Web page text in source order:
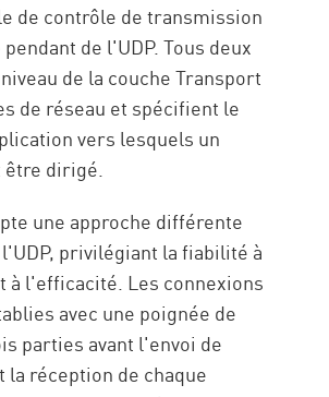
de contrôle de transmission
pendant de l'UDP. Tous deux
de la couche Transport
de réseau et spécifient le
vers lesquels un
être dirigé.
une approche différente
privilégiant la fiabilité à
à l'efficacité. Les connexions
avec une poignée de
parties avant l'envoi de
la réception de chaque